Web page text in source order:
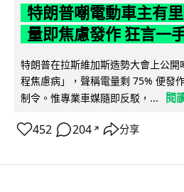
特朗普嘲電動車主有
量即焦慮發作 狂言一
特朗普在拉斯維加斯造勢大會上公
程焦慮病」，聲稱電量剩 75% 便發
制令。惟專業車媒隨即反駁，...
閱
452 204 ↗ 分享